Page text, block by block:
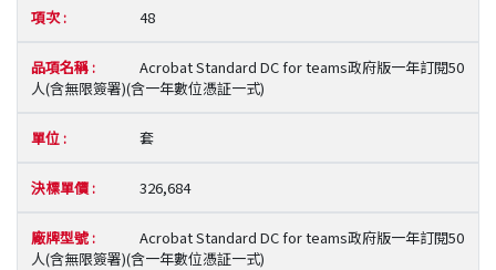
48
Acrobat Standard DC for teams政府版一年訂閱50
人(含無限簽署)(含一年數位憑証一式)
套
326,684
Acrobat Standard DC for teams政府版一年訂閱50
人(含無限簽署)(含一年數位憑証一式)